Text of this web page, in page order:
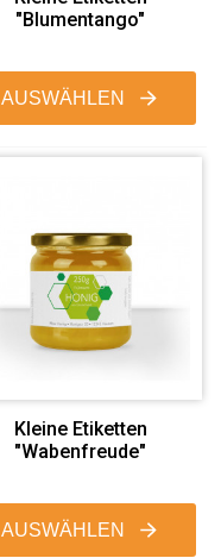
"Blumentango"
AUSWÄHLEN
Kleine Etiketten
"Wabenfreude"
AUSWÄHLEN